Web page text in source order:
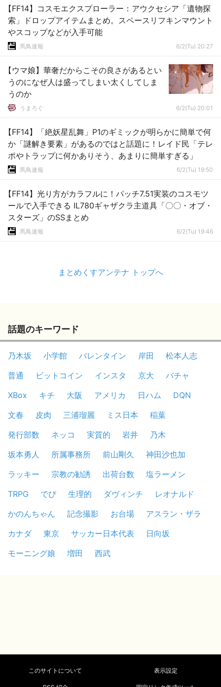
【FF14】コスモエクスプローラー：アウクセシア「遺物探
索」ドロップアイテムまとめ。スペースリフキンマウント
やスコップなどが入手可能
馬鳥速報 6/2(Tu) 20:27
【ウマ娘】華奢だからこその良さがあるとい
うのになぜ人は盛ってしまい太くしてしま
うのか
うまろぐ 6/2(Tu) 20:01
【FF14】「絶妖星乱舞」P1のギミックが明らかに簡単で何
か「謎解き要素」があるのではと話題に！レイド民「テレ
ポやトラップに何かありそう、あまりに簡単すぎる」
馬鳥速報 6/2(Tu) 19:50
【FF14】光り方がカラフルに！パッチ7.51実装のコスモツ
ールで入手できる IL780ギャザクラ主道具「〇〇・オブ・
スターズ」のSSまとめ
馬鳥速報 6/2(Tu) 19:46
まとめくすアンテナ トップへ
話題のキーワード
乃木坂 小学館 バレンタイン 岸田
松本人志
普通
ビットコイン インスタ 京大
バチャ
XBox
キチ 大阪 アメリカ 日ハム
DQN
文春
皮肉 三浦瑠麗 ミス日本
稲葉
発行部数
ネッコ 実質的 岩井
乃木
坂本勇人
所属事務所 前山剛久
神田沙也加
ラッキー
宗教の勧誘 出荷台数
塩ラーメン
TRPG
でび 生理的 ダヴィンチ
レオナルド
かのんちゃん
記念撮影 お台場
アスラン・ザラ
カナダ
東京 サッカー日本代表
日向坂
モーニング娘
増田 西武
このサイトについて 表示設定